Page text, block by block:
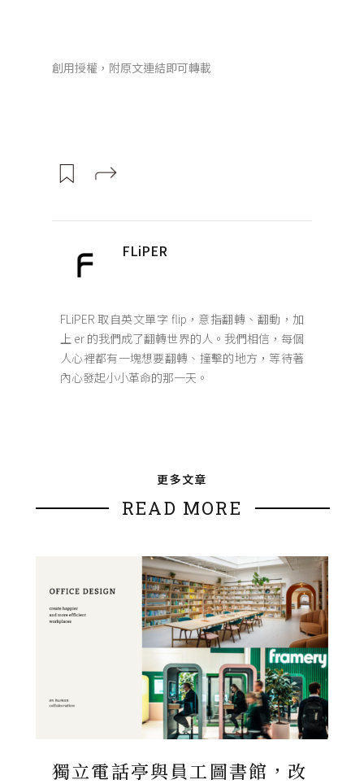
創用授權，附原文連結即可轉載
FLiPER
FLiPER 取自英文單字 flip，意指翻轉、翻動，加
上 er 的我們成了翻轉世界的人。我們相信，每個
人心裡都有一塊想要翻轉、撞擊的地方，等待著
內心發起小小革命的那一天。
更多文章
READ MORE
獨立電話亭與員工圖書館，改